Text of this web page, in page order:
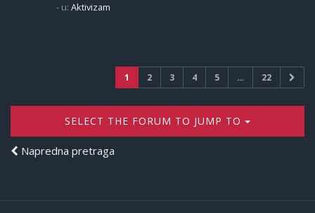
- u: Aktivizam
1 2 3 4 5 … 22
SELECT THE FORUM TO JUMP TO
Napredna pretraga